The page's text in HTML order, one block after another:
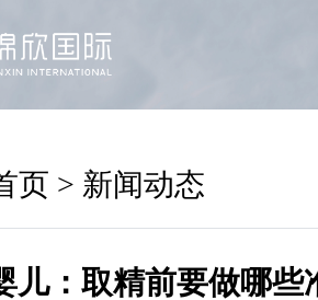
页 > 新闻动态
儿：取精前要做哪些